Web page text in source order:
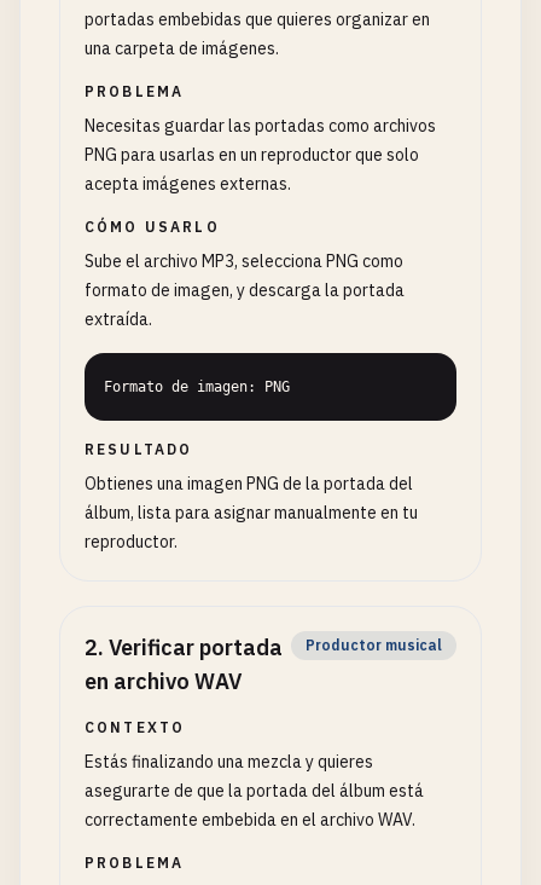
portadas embebidas que quieres organizar en
una carpeta de imágenes.
PROBLEMA
Necesitas guardar las portadas como archivos
PNG para usarlas en un reproductor que solo
acepta imágenes externas.
CÓMO USARLO
Sube el archivo MP3, selecciona PNG como
formato de imagen, y descarga la portada
extraída.
Formato de imagen: PNG
RESULTADO
Obtienes una imagen PNG de la portada del
álbum, lista para asignar manualmente en tu
reproductor.
2. Verificar portada
en archivo WAV
Productor musical
CONTEXTO
Estás finalizando una mezcla y quieres
asegurarte de que la portada del álbum está
correctamente embebida en el archivo WAV.
PROBLEMA